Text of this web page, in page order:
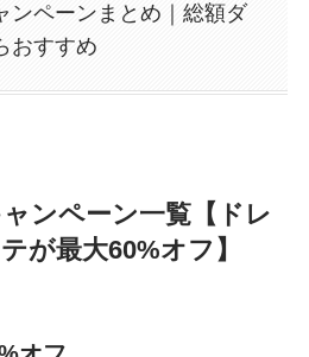
ンペーンまとめ｜総額ダ
おすすめ
ンペーン一覧【ドレ
が最大60%オフ】